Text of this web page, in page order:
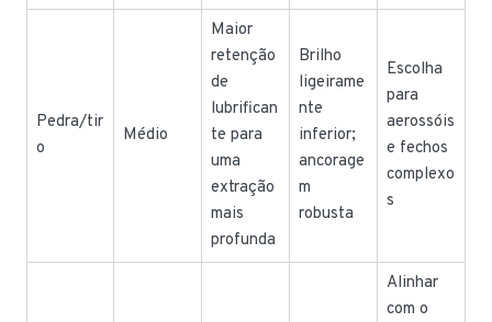
Pedra/tir
o
Médio
Maior
retenção
de
lubrifican
te para
uma
extração
mais
profunda
Brilho
ligeirame
nte
inferior;
ancorage
m
robusta
Escolha
para
aerossóis
e fechos
complexo
s
Alinhar
com o